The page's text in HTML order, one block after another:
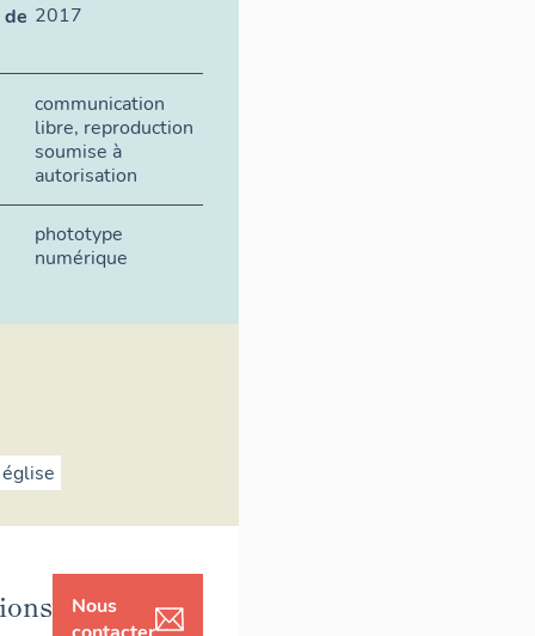
2017
communication
libre, reproduction
soumise à
autorisation
phototype
numérique
église
Nous